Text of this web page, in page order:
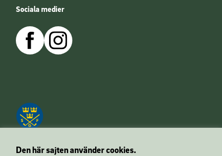
Sociala medier
Den här sajten använder cookies.